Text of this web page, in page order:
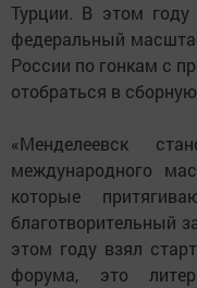
Турции. В этом году
федеральный
России по гонкам с
отобраться в
«Менделеевск
международного
которые
благотворительный
этом году взял
форума, это